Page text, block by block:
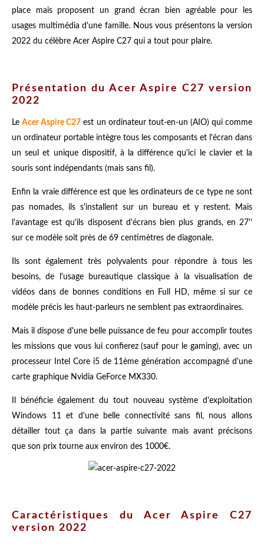
place mais proposent un grand écran bien agréable pour les
usages multimédia d'une famille. Nous vous présentons la version
2022 du célèbre Acer Aspire C27 qui a tout pour plaire.
Présentation du Acer Aspire C27 version
2022
LeAcer Aspire C27 est un ordinateur tout-en-un (AIO) qui comme
un ordinateur portable intègre tous les composants et l'écran dans
un seul et unique dispositif, à la différence qu'ici le clavier et la
souris sont indépendants (mais sans fil).
Enfin la vraie différence est que les ordinateurs de ce type ne sont
pas nomades, ils s'installent sur un bureau et y restent. Mais
l'avantage est qu'ils disposent d'écrans bien plus grands, en 27''
sur ce modèle soit près de 69 centimètres de diagonale.
Ils sont également très polyvalents pour répondre à tous les
besoins, de l'usage bureautique classique à la visualisation de
vidéos dans de bonnes conditions en Full HD, même si sur ce
modèle précis les haut-parleurs ne semblent pas extraordinaires.
Mais il dispose d'une belle puissance de feu pour accomplir toutes
les missions que vous lui confierez (sauf pour le gaming), avec un
processeur Intel Core i5 de 11ème génération accompagné d'une
carte graphique Nvidia GeForce MX330.
Il bénéficie également du tout nouveau système d'exploitation
Windows 11 et d'une belle connectivité sans fil, nous allons
détailler tout ça dans la partie suivante mais avant précisons
que son prix tourne aux environ des 1000€.
Caractéristiques du Acer Aspire C27
version 2022